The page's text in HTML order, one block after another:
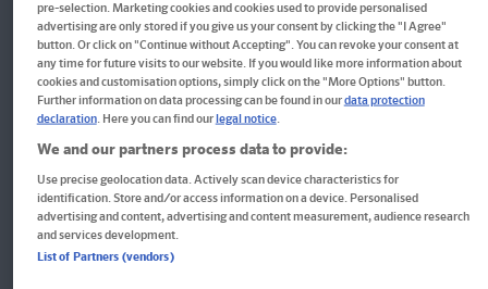
Im Buch blättern
Klett Rätselblock ab 9 Jahren
Band 1
100 kunterbunte Rätsel
Block
pre-selection. Marketing cookies and cookies used to provide personalised
advertising are only stored if you give us your consent by clicking the "I Agree"
button. Or click on "Continue without Accepting". You can revoke your consent at
any time for future visits to our website. If you would like more information about
cookies and customisation options, simply click on the "More Options" button.
Further information on data processing can be found in ourdata protection
declaration. Here you can find our legal notice.
We and our partners process data to provide:
Use precise geolocation data. Actively scan device characteristics for
identification. Store and/or access information on a device. Personalised
advertising and content, advertising and content measurement, audience research
and services development.
List of Partners (vendors)